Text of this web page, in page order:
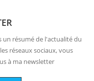
un résumé de l'actualité du
réseaux sociaux, vous
à ma newsletter